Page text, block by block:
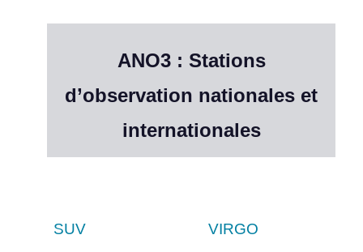
ANO3 : Stations
d’observation nationales et
internationales
SUV VIRGO